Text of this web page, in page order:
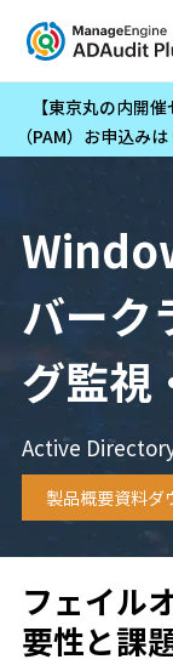
【東京丸の内開
（PAM）お申込み
バーク
グ監視
Active
製品概要資料ダ
フェイル
要性と課